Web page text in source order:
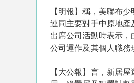
【明報】稱，美聯布
連同主要對手中原地
出席公司活動時表示
公司運作及其個人職務
【大公報】言， 新居